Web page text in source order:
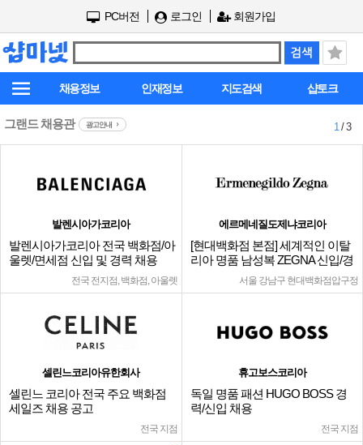
PC버전 로그인 회원가입
채용정보 인재정보 지도검색 샵토크
그랜드 채용관 광고안내 1/ 3
발렌시아가코리아
발렌시아가코리아 전국 백화점/아
울렛/면세점 신입 및 경력 채용
전국 전지점, 백화점, 아울렛
에르메네질도제냐코리아
[현대백화점 본점] 세계적인 이탈
리아 명품 남성복 ZEGNA 신입/경
서울 강남구 현대백화점압구정
셀린느코리아유한회사
셀린느 코리아 전국 주요 백화점
세일즈 채용 공고
전국 지점
휴고보스코리아
독일 명품 패션 HUGO BOSS 경
력/신입 채용
전국 지점